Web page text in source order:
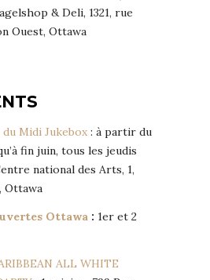
& Deli, 1321, rue
Ouest, Ottawa
Midi Jukebox : à partir du
fin juin, tous les jeudis
national des Arts, 1,
Ottawa
Ottawa : 1er et 2
ALL WHITE